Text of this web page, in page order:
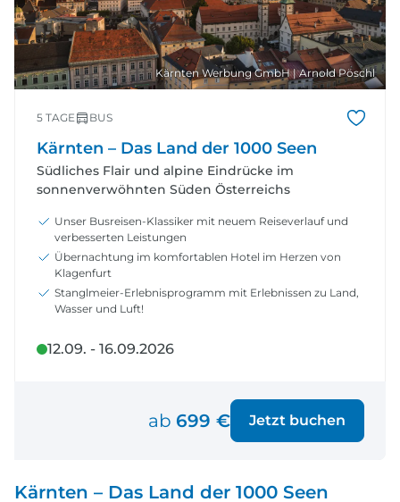
Kärnten Werbung GmbH | Arnold Pöschl
5 TAGE BUS
Kärnten – Das Land der 1000 Seen
Südliches Flair und alpine Eindrücke im
sonnenverwöhnten Süden Österreichs
Unser Busreisen-Klassiker mit neuem Reiseverlauf und
verbesserten Leistungen
Übernachtung im komfortablen Hotel im Herzen von
Klagenfurt
Stanglmeier-Erlebnisprogramm mit Erlebnissen zu Land,
Wasser und Luft!
12.09. - 16.09.2026
ab 699 € Jetzt buchen
Kärnten – Das Land der 1000 Seen